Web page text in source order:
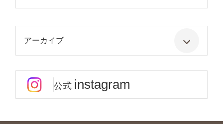
アーカイブ
公式 instagram